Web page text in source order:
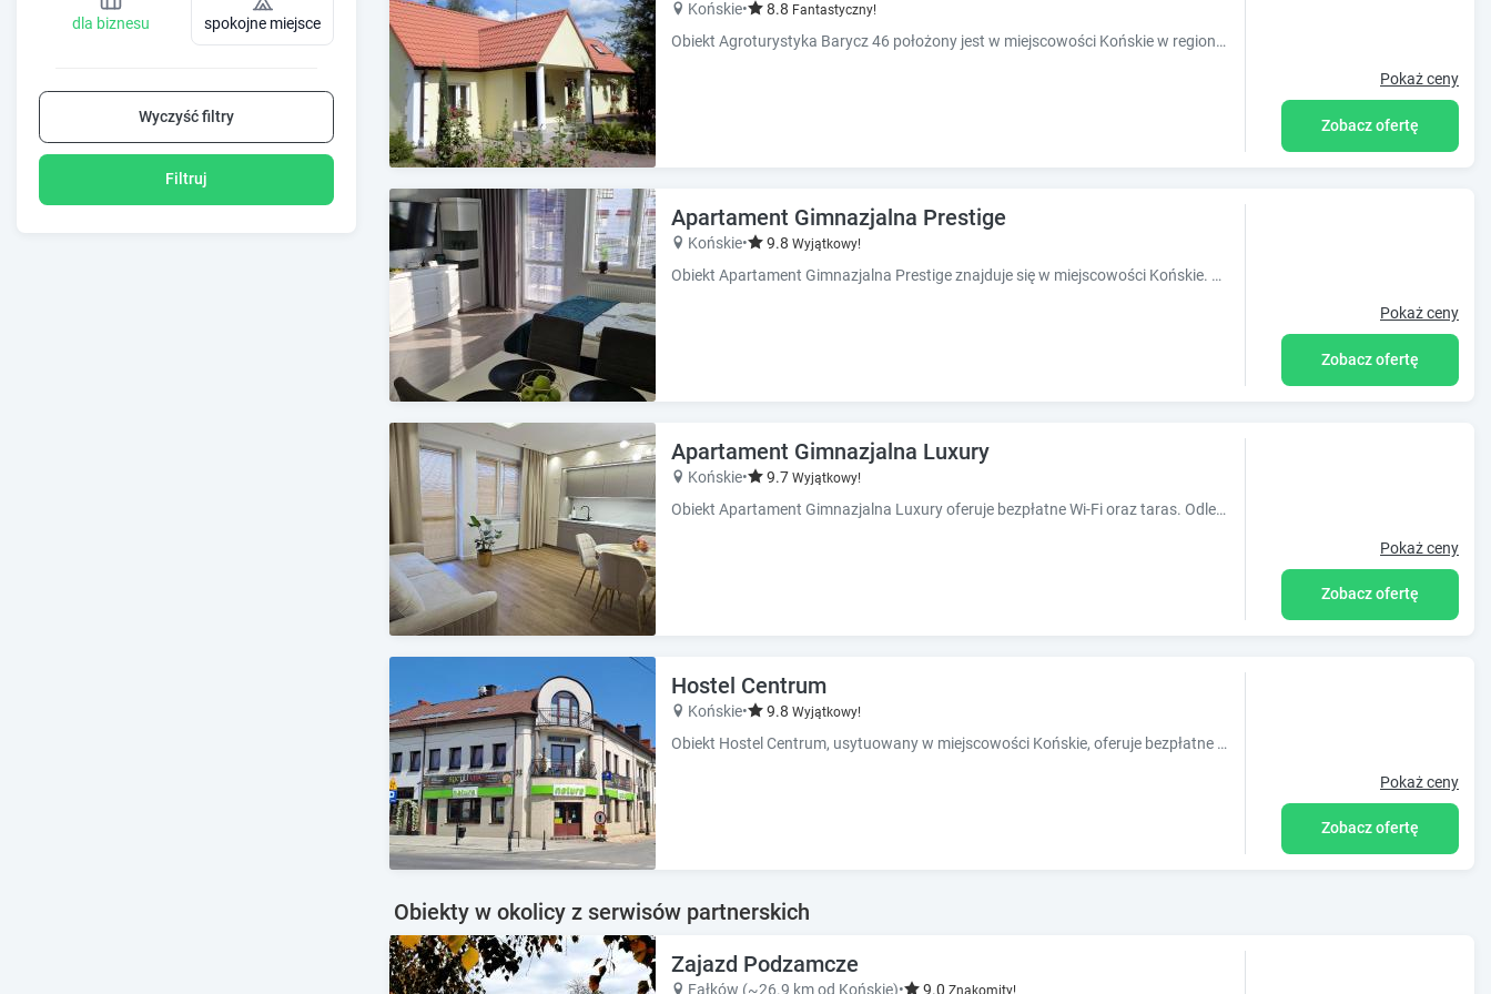
e
s
.
e
s
dla biznesu spokojne miejsce
Wyczyść filtry
Filtruj
Końskie• 8.8 Fantastyczny!
Obiekt Agroturystyka Barycz 46 położony jest w miejscowości Końskie w regionie świętokrzyskie i oferuje bezpłatne Wi-Fi, plac zabaw, ogród oraz bezpłatny prywatny parking. Odległość ważny...
Pokaż ceny
Zobacz ofertę
Apartament Gimnazjalna Prestige
Końskie• 9.8 Wyjątkowy!
Obiekt Apartament Gimnazjalna Prestige znajduje się w miejscowości Końskie. Odległość ważnych miejsc od obiektu: Pałac Biskupów Krakowskich – 47 km, Dąb Bartek – 41 km, Targi Kielce – ...
Pokaż ceny
Zobacz ofertę
Apartament Gimnazjalna Luxury
Końskie• 9.7 Wyjątkowy!
Obiekt Apartament Gimnazjalna Luxury oferuje bezpłatne Wi-Fi oraz taras. Odległość ważnych miejsc od obiektu: Pałac Biskupów Krakowskich – 48 km, Dąb Bartek – 41 km. Odległość ważnych ...
Pokaż ceny
Zobacz ofertę
Hostel Centrum
Końskie• 9.8 Wyjątkowy!
Obiekt Hostel Centrum, usytuowany w miejscowości Końskie, oferuje bezpłatne Wi-Fi oraz bezpłatny prywatny parking. Odległość ważnych miejsc od obiektu: Pałac Biskupów Krakowskich – 48 km.
Pokaż ceny
Zobacz ofertę
Obiekty w okolicy z serwisów partnerskich
Zajazd Podzamcze
Fałków (~26.9 km od Końskie)• 9.0